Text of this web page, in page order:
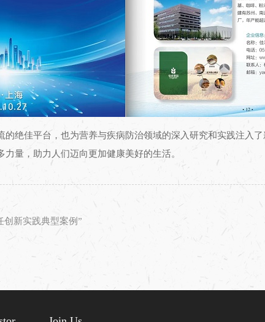
绝佳平台，也为营养与疾病防治领域的深入研究和实践注入
量，助力人们迈向更加健康美好的生活。
创新实践典型案例”